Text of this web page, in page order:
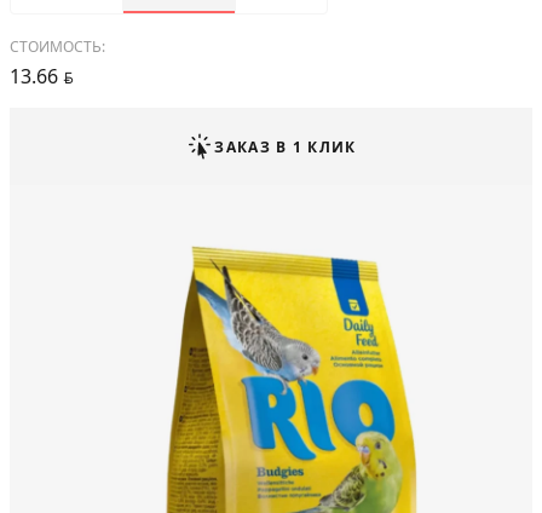
СТОИМОСТЬ:
13.66 BYN
ЗАКАЗ В 1 КЛИК